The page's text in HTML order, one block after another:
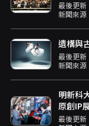
最後更新
新聞來源｜
最後更新
新聞來源｜
明新科大畢
原創IP
最後更新